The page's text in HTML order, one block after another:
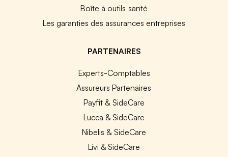
Boîte à outils santé
Les garanties des assurances entreprises
PARTENAIRES
Experts-Comptables
Assureurs Partenaires
Payfit & SideCare
Lucca & SideCare
Nibelis & SideCare
Livi & SideCare